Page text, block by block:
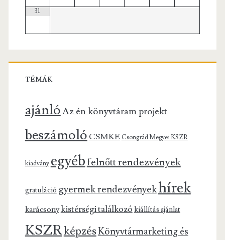
31
TÉMÁK
ajánlóAz én könyvtáram projekt
beszámolóCSMKE Csongrád Megyei KSZR
kiadvány egyébfelnőtt rendezvények
gratuláció gyermek rendezvényekhírek
karácsonykistérségi találkozó kiállítás ajánlat
KSZRképzésKönyvtármarketing és